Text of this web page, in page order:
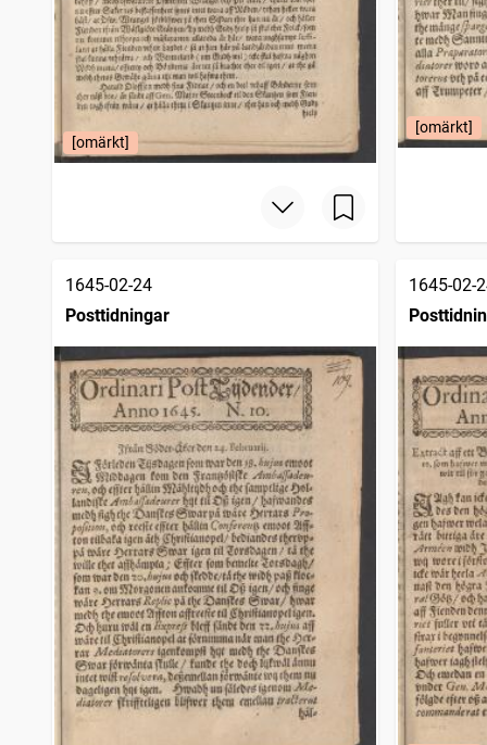
[omärkt]
[omärkt]
1645-02-24
Posttidningar
1645-02-